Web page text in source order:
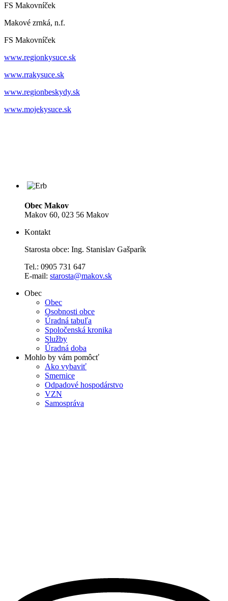
FS Makovníček
Makové zrnká, n.f.
FS Makovníček
www.regionkysuce.sk
www.rrakysuce.sk
www.regionbeskydy.sk
www.mojekysuce.sk
Obec Makov
Makov 60, 023 56 Makov
Kontakt
Starosta obce: Ing. Stanislav Gašparík
Tel.: 0905 731 647
E-mail: starosta@makov.sk
Obec
Obec
Osobnosti obce
Úradná tabuľa
Spoločenská kronika
Služby
Úradná doba
Mohlo by vám pomôcť
Ako vybaviť
Smernice
Odpadové hospodárstvo
VZN
Samospráva